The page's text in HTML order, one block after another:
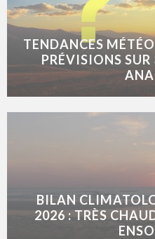
TENDANCES
PRÉVISIONS
BILAN
2026 : TRÈS